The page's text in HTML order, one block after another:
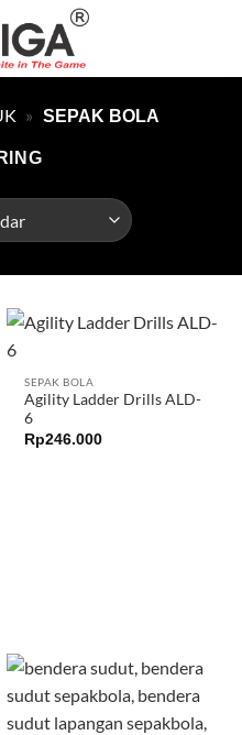
» SEPAK BOLA
SEPAK BOLA
Agility Ladder Drills ALD-
6
Rp246.000